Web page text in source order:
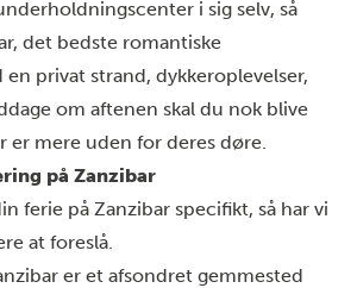
i sig selv, så
, det bedste romantiske
en privat strand, dykkeroplevelser,
om aftenen skal du nok blive
er mere uden for deres døre.
på Zanzibar
ferie på Zanzibar specifikt, så har vi
at foreslå.
er et afsondret gemmested